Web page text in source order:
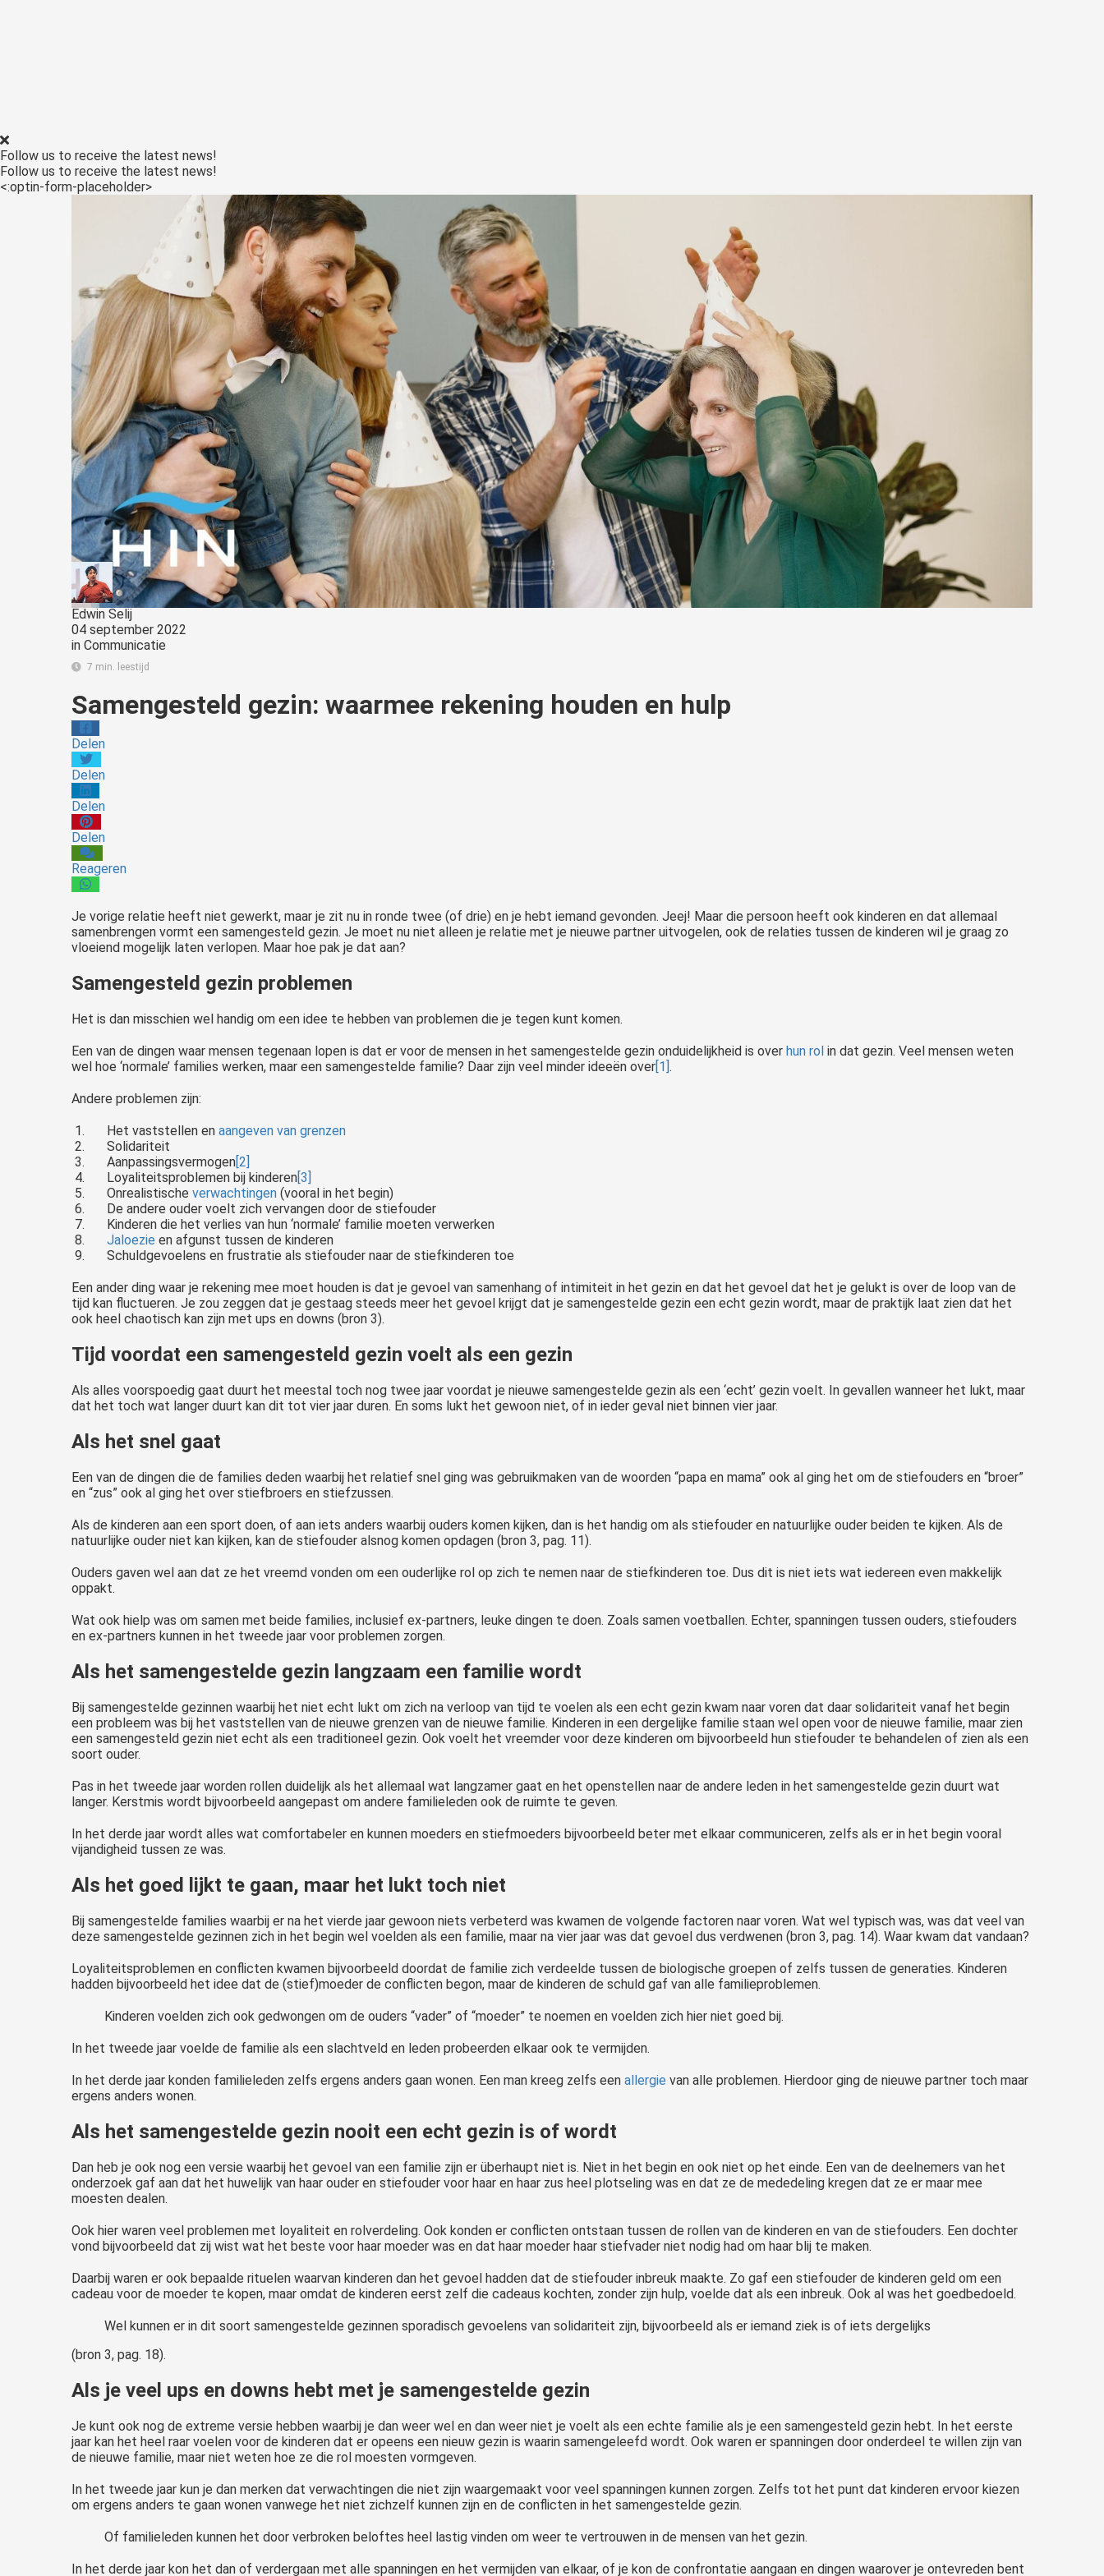
Follow us to receive the latest news!
Follow us to receive the latest news!
<:optin-form-placeholder>
Edwin Selij
04 september 2022
in Communicatie
7 min. leestijd
Samengesteld gezin: waarmee rekening houden en hulp
Delen
Delen
Delen
Delen
Reageren
Je vorige relatie heeft niet gewerkt, maar je zit nu in ronde twee (of drie) en je hebt iemand gevonden. Jeej! Maar die persoon heeft ook kinderen en dat allemaal
samenbrengen vormt een samengesteld gezin. Je moet nu niet alleen je relatie met je nieuwe partner uitvogelen, ook de relaties tussen de kinderen wil je graag zo
vloeiend mogelijk laten verlopen. Maar hoe pak je dat aan?
Samengesteld gezin problemen
Het is dan misschien wel handig om een idee te hebben van problemen die je tegen kunt komen.
Een van de dingen waar mensen tegenaan lopen is dat er voor de mensen in het samengestelde gezin onduidelijkheid is over hun rol in dat gezin. Veel mensen weten
wel hoe ‘normale’ families werken, maar een samengestelde familie? Daar zijn veel minder ideeën over[1].
Andere problemen zijn:
Het vaststellen enaangeven van grenzen
Solidariteit
Aanpassingsvermogen[2]
Loyaliteitsproblemen bij kinderen[3]
Onrealistischeverwachtingen (vooral in het begin)
De andere ouder voelt zich vervangen door de stiefouder
Kinderen die het verlies van hun ‘normale’ familie moeten verwerken
Jaloezieen afgunst tussen de kinderen
Schuldgevoelens en frustratie als stiefouder naar de stiefkinderen toe
Een ander ding waar je rekening mee moet houden is dat je gevoel van samenhang of intimiteit in het gezin en dat het gevoel dat het je gelukt is over de loop van de
tijd kan fluctueren. Je zou zeggen dat je gestaag steeds meer het gevoel krijgt dat je samengestelde gezin een echt gezin wordt, maar de praktijk laat zien dat het
ook heel chaotisch kan zijn met ups en downs (bron 3).
Tijd voordat een samengesteld gezin voelt als een gezin
Als alles voorspoedig gaat duurt het meestal toch nog twee jaar voordat je nieuwe samengestelde gezin als een ‘echt’ gezin voelt. In gevallen wanneer het lukt, maar
dat het toch wat langer duurt kan dit tot vier jaar duren. En soms lukt het gewoon niet, of in ieder geval niet binnen vier jaar.
Als het snel gaat
Een van de dingen die de families deden waarbij het relatief snel ging was gebruikmaken van de woorden “papa en mama” ook al ging het om de stiefouders en “broer”
en “zus” ook al ging het over stiefbroers en stiefzussen.
Als de kinderen aan een sport doen, of aan iets anders waarbij ouders komen kijken, dan is het handig om als stiefouder en natuurlijke ouder beiden te kijken. Als de
natuurlijke ouder niet kan kijken, kan de stiefouder alsnog komen opdagen (bron 3, pag. 11).
Ouders gaven wel aan dat ze het vreemd vonden om een ouderlijke rol op zich te nemen naar de stiefkinderen toe. Dus dit is niet iets wat iedereen even makkelijk
oppakt.
Wat ook hielp was om samen met beide families, inclusief ex-partners, leuke dingen te doen. Zoals samen voetballen. Echter, spanningen tussen ouders, stiefouders
en ex-partners kunnen in het tweede jaar voor problemen zorgen.
Als het samengestelde gezin langzaam een familie wordt
Bij samengestelde gezinnen waarbij het niet echt lukt om zich na verloop van tijd te voelen als een echt gezin kwam naar voren dat daar solidariteit vanaf het begin
een probleem was bij het vaststellen van de nieuwe grenzen van de nieuwe familie. Kinderen in een dergelijke familie staan wel open voor de nieuwe familie, maar zien
een samengesteld gezin niet echt als een traditioneel gezin. Ook voelt het vreemder voor deze kinderen om bijvoorbeeld hun stiefouder te behandelen of zien als een
soort ouder.
Pas in het tweede jaar worden rollen duidelijk als het allemaal wat langzamer gaat en het openstellen naar de andere leden in het samengestelde gezin duurt wat
langer. Kerstmis wordt bijvoorbeeld aangepast om andere familieleden ook de ruimte te geven.
In het derde jaar wordt alles wat comfortabeler en kunnen moeders en stiefmoeders bijvoorbeeld beter met elkaar communiceren, zelfs als er in het begin vooral
vijandigheid tussen ze was.
Als het goed lijkt te gaan, maar het lukt toch niet
Bij samengestelde families waarbij er na het vierde jaar gewoon niets verbeterd was kwamen de volgende factoren naar voren. Wat wel typisch was, was dat veel van
deze samengestelde gezinnen zich in het begin wel voelden als een familie, maar na vier jaar was dat gevoel dus verdwenen (bron 3, pag. 14). Waar kwam dat vandaan?
Loyaliteitsproblemen en conflicten kwamen bijvoorbeeld doordat de familie zich verdeelde tussen de biologische groepen of zelfs tussen de generaties. Kinderen
hadden bijvoorbeeld het idee dat de (stief)moeder de conflicten begon, maar de kinderen de schuld gaf van alle familieproblemen.
Kinderen voelden zich ook gedwongen om de ouders “vader” of “moeder” te noemen en voelden zich hier niet goed bij.
In het tweede jaar voelde de familie als een slachtveld en leden probeerden elkaar ook te vermijden.
In het derde jaar konden familieleden zelfs ergens anders gaan wonen. Een man kreeg zelfs een allergie van alle problemen. Hierdoor ging de nieuwe partner toch maar
ergens anders wonen.
Als het samengestelde gezin nooit een echt gezin is of wordt
Dan heb je ook nog een versie waarbij het gevoel van een familie zijn er überhaupt niet is. Niet in het begin en ook niet op het einde. Een van de deelnemers van het
onderzoek gaf aan dat het huwelijk van haar ouder en stiefouder voor haar en haar zus heel plotseling was en dat ze de mededeling kregen dat ze er maar mee
moesten dealen.
Ook hier waren veel problemen met loyaliteit en rolverdeling. Ook konden er conflicten ontstaan tussen de rollen van de kinderen en van de stiefouders. Een dochter
vond bijvoorbeeld dat zij wist wat het beste voor haar moeder was en dat haar moeder haar stiefvader niet nodig had om haar blij te maken.
Daarbij waren er ook bepaalde rituelen waarvan kinderen dan het gevoel hadden dat de stiefouder inbreuk maakte. Zo gaf een stiefouder de kinderen geld om een
cadeau voor de moeder te kopen, maar omdat de kinderen eerst zelf die cadeaus kochten, zonder zijn hulp, voelde dat als een inbreuk. Ook al was het goedbedoeld.
Wel kunnen er in dit soort samengestelde gezinnen sporadisch gevoelens van solidariteit zijn, bijvoorbeeld als er iemand ziek is of iets dergelijks
(bron 3, pag. 18).
Als je veel ups en downs hebt met je samengestelde gezin
Je kunt ook nog de extreme versie hebben waarbij je dan weer wel en dan weer niet je voelt als een echte familie als je een samengesteld gezin hebt. In het eerste
jaar kan het heel raar voelen voor de kinderen dat er opeens een nieuw gezin is waarin samengeleefd wordt. Ook waren er spanningen door onderdeel te willen zijn van
de nieuwe familie, maar niet weten hoe ze die rol moesten vormgeven.
In het tweede jaar kun je dan merken dat verwachtingen die niet zijn waargemaakt voor veel spanningen kunnen zorgen. Zelfs tot het punt dat kinderen ervoor kiezen
om ergens anders te gaan wonen vanwege het niet zichzelf kunnen zijn en de conflicten in het samengestelde gezin.
Of familieleden kunnen het door verbroken beloftes heel lastig vinden om weer te vertrouwen in de mensen van het gezin.
In het derde jaar kon het dan of verdergaan met alle spanningen en het vermijden van elkaar, of je kon de confrontatie aangaan en dingen waarover je ontevreden bent